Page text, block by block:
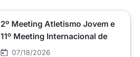
2º Meeting Atletismo Jovem e
11º Meeting Internacional de
Atletismo Master “Cidade
07/18/2026